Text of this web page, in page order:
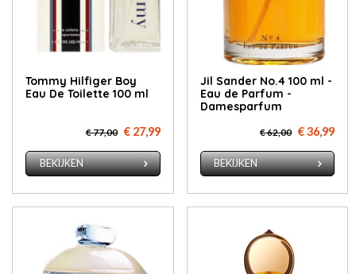
Tommy Hilfiger Boy
Eau De Toilette 100 ml
€ 77,00 € 27,99
BEKIJKEN
Jil Sander No.4 100 ml -
Eau de Parfum -
Damesparfum
€ 62,00 € 36,99
BEKIJKEN